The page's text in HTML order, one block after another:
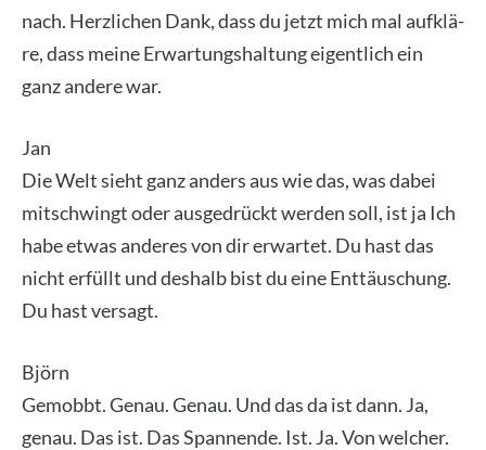
nach. Herz­li­chen Dank, dass du jetzt mich mal auf­klä­
re, dass mei­ne Erwar­tungs­hal­tung eigent­lich ein
ganz ande­re war.
Jan
Die Welt sieht ganz anders aus wie das, was dabei
mit­schwingt oder aus­ge­drückt wer­den soll, ist ja Ich
habe etwas ande­res von dir erwar­tet. Du hast das
nicht erfüllt und des­halb bist du eine Ent­täu­schung.
Du hast ver­sagt.
Björn
Gemobbt. Genau. Genau. Und das da ist dann. Ja,
genau. Das ist. Das Span­nen­de. Ist. Ja. Von wel­cher.